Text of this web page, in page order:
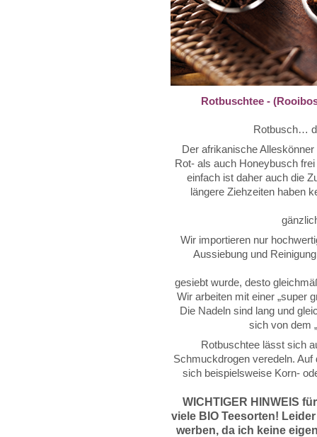
Rotbuschtee -
Rotbusch…
Der afrikanische
Rot- als auch Honeybusch
einfach ist daher auch die
längere Ziehzeiten haben
Wir importieren nur
Aussiebung und
gesiebt wurde, desto
Wir arbeiten mit einer „super
Die Nadeln sind lang und
sich von dem
Rotbuschtee lässt sich
Schmuckdrogen veredeln.
sich beispielsweise Korn-
WICHTIGER HINWEIS
viele BIO Teesorten!
werben, daich keine